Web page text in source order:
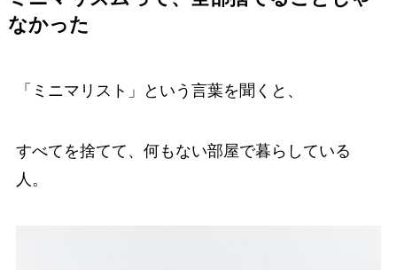
なかった
「ミニマリスト」という言葉を聞くと、
すべてを捨てて、何もない部屋で暮らしている
人。